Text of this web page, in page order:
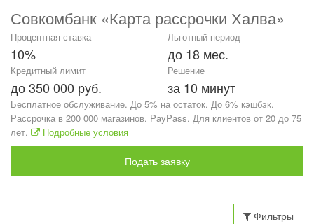
Совкомбанк «Карта рассрочки Халва»
Процентная ставка
10%
Льготный период
до 18 мес.
Кредитный лимит
до 350 000 руб.
Решение
за 10 минут
Бесплатное обслуживание. До 5% на остаток. До 6% кэшбэк.
Рассрочка в 200 000 магазинов. PayPass. Для клиентов от 20 до 75
лет.
Подробные условия
Подать заявку
Фильтры